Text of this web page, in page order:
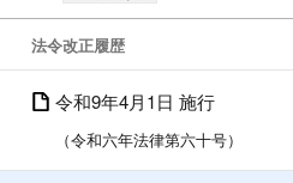
法令改正履歴
令和9年4月1日 施行
（令和六年法律第六十号）